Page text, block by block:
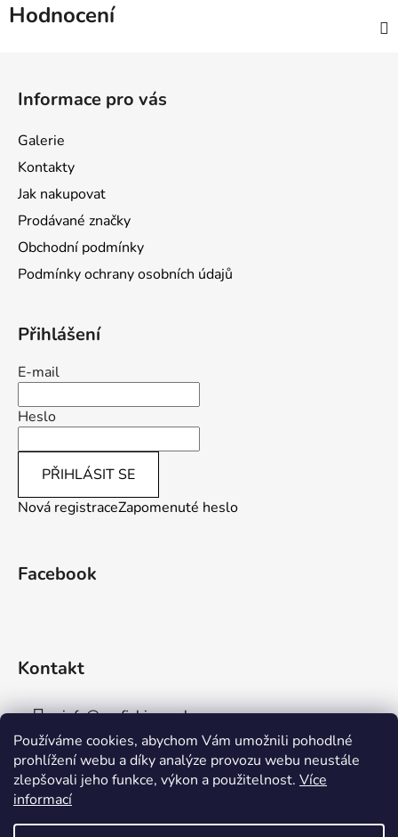
Používáme cookies, abychom Vám umožnili pohodlné
prohlížení webu a díky analýze provozu webu neustále
zlepšovali jeho funkce, výkon a použitelnost. Více
informací
Hodnocení
Informace pro vás
Galerie
Kontakty
Jak nakupovat
Prodávané značky
Obchodní podmínky
Podmínky ochrany osobních údajů
Přihlášení
E-mail
Heslo
PŘIHLÁSIT SE
Nová registraceZapomenuté heslo
Facebook
Kontakt
info@aaafishingpraha.cz
778 011 878